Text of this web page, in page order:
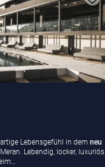
Lebensgefühl in dem neu
Lebendig, locker, luxuriös